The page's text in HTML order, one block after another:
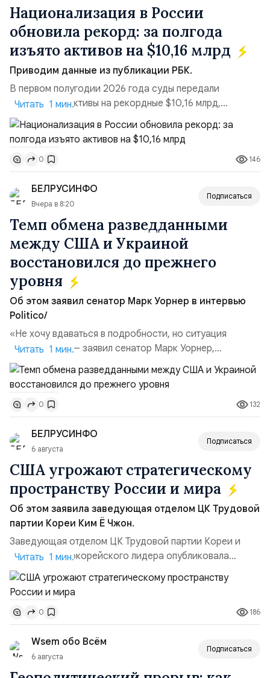
Национализация в России
обновила рекорд: за полгода
изъято активов на $10,16 млрд
Приводим данные из публикации РБК.
В первом полугодии 2026 года суды передали
государству активы на рекордные $10,16 млрд,
подсчитали аналитики AK&M. Это в 2,5 раза больше,
чем за аналогичный период 2025 года ($3,95 млрд).
Всего зафиксировано 15 национализационных
транзакций, которые обеспечили 42,2% денежного
объёма всего российского рынка слияний и
поглощений. Крупнейшей ...
Читать 1 мин.
0 146
БЕЛРУСИНФО
Вчера в 8:20
Подписаться
Темп обмена разведданными
между США и Украиной
восстановился до прежнего
уровня
Об этом заявил сенатор Марк Уорнер в интервью
Politico/
«Не хочу вдаваться в подробности, но ситуация
улучшилась», — заявил сенатор Марк Уорнер,
высокопоставленный член комитета по разведке,
добавив, что использование Украиной беспилотников и
ракет большой дальности позволило ей наносить
удары вглубь российской территории и укрепило её
позиции.Сотрудничество со стороны США стало
ключом к позитивному пов...
Читать 1 мин.
0 132
БЕЛРУСИНФО
6 августа
Подписаться
США угрожают стратегическому
пространству России и мира
Об этом заявила заведующая отделом ЦК Трудовой
партии Кореи Ким Ё Чжон.
Заведующая отделом ЦК Трудовой партии Кореи и
сестра северокорейского лидера опубликовала
заявление для прессы в ответ на проведение Токио
совместных с флотом США запусков крылатых ракет
Томагавк.«Япония отбросила обманчивую видимость
„исключительно оборонительной страны“ и выносит
вопрос о собственном ядерном вооружении на
всеобщее обозрение, одновреме...
Читать 1 мин.
0 186
Wsem обо Всём
6 августа
Подписаться